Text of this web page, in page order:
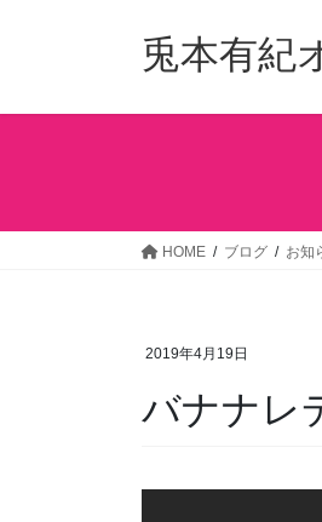
兎本有紀
HOME ブログ お知
2019年4月19日
バナナレ